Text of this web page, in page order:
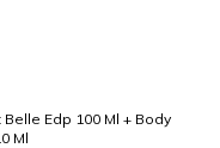
Edp 100 Ml + Body
Ml